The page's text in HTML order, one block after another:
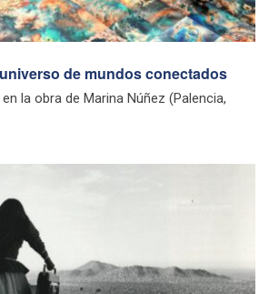
de mundos conectados
la obra de Marina Núñez (Palencia,